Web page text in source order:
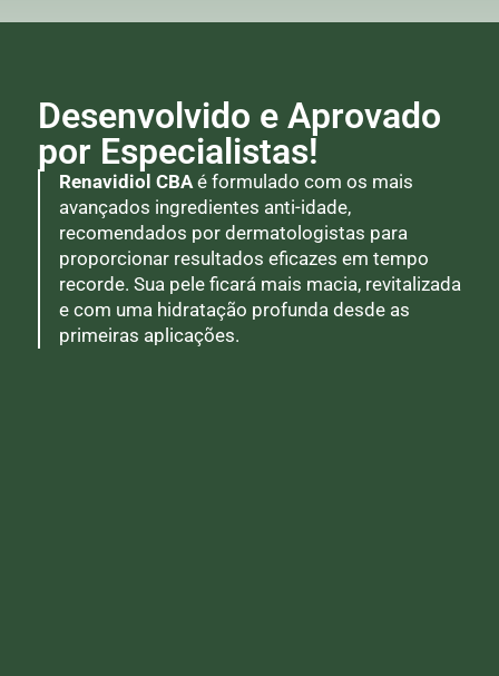
Desenvolvido e Aprovado
por Especialistas!
Renavidiol CBAé formulado com os mais
avançados ingredientes anti-idade,
recomendados por dermatologistas para
proporcionar resultados eficazes em tempo
recorde. Sua pele ficará mais macia, revitalizada
e com uma hidratação profunda desde as
primeiras aplicações.